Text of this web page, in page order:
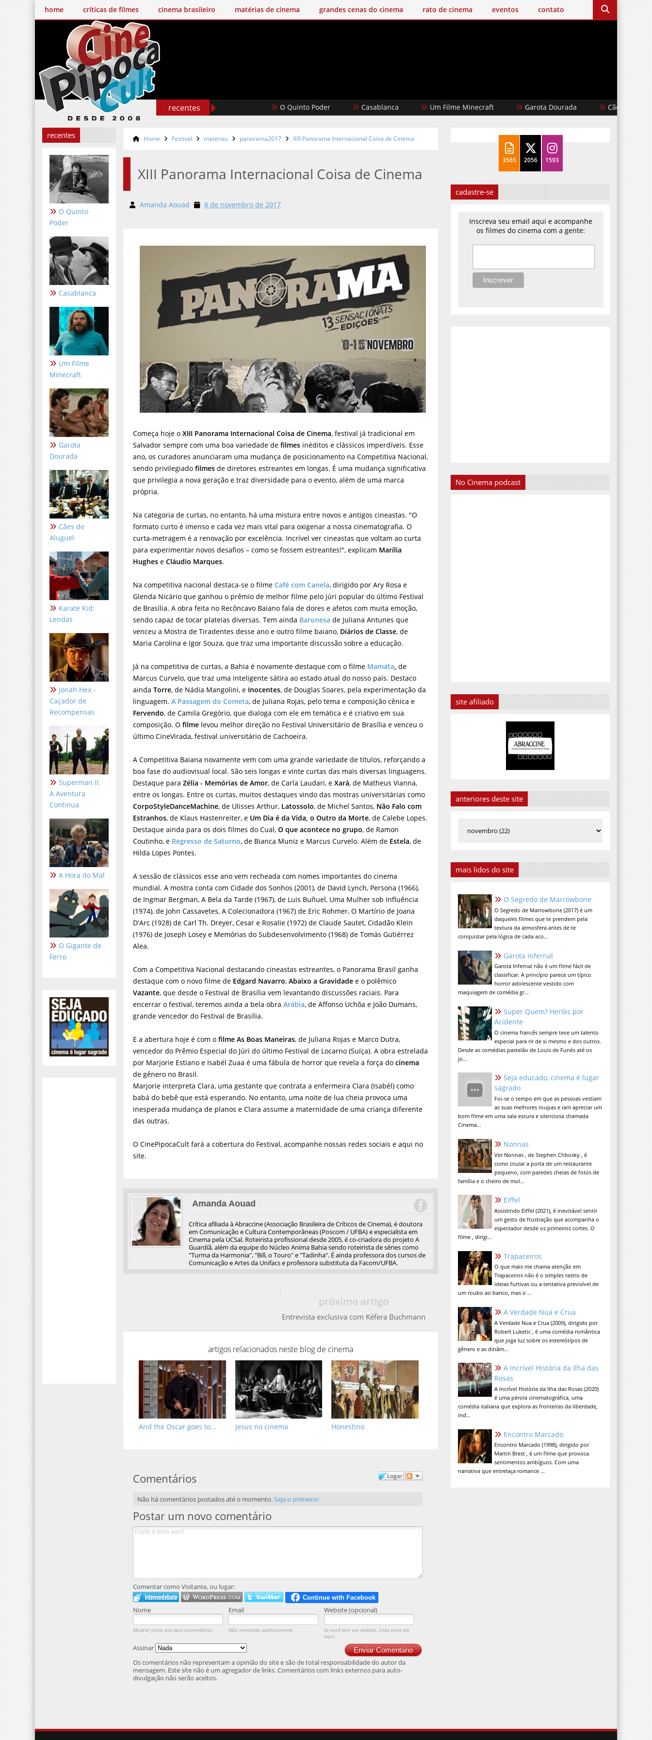
home críticas de filmes cinema brasileiro matérias de cinema grandes cenas do cinema rato de cinema eventos contato
recentes O Quinto Poder Casablanca Um Filme Minecraft Garota Dourada Cães de Aluguel
recentes
O Quinto
Poder
Casablanca
Um Filme
Minecraft
Garota
Dourada
Cães de
Aluguel
Karate Kid:
Lendas
Jonah Hex -
Caçador de
Recompensas
Superman II:
A Aventura
Continua
A Hora do Mal
O Gigante de
Ferro
Home Festival materias panorama2017 XIII Panorama Internacional Coisa de Cinema
XIII Panorama Internacional Coisa de Cinema
Amanda Aouad 8 de novembro de 2017
Começa hoje oXIII Panorama Internacional Coisa de Cinema, festival já tradicional em
Salvador sempre com uma boa variedade defilmes inéditos e clássicos imperdíveis. Esse
ano, os curadores anunciaram uma mudança de posicionamento na Competitiva Nacional,
sendo privilegiadofilmesde diretores estreantes em longas. É uma mudança significativa
que privilegia a nova geração e traz diversidade para o evento, além de uma marca
própria.
Na categoria de curtas, no entanto, há uma mistura entre novos e antigos cineastas. "O
formato curto é imenso e cada vez mais vital para oxigenar a nossa cinematografia. O
curta-metragem é a renovação por excelência. Incrível ver cineastas que voltam ao curta
para experimentar novos desafios – como se fossem estreantes!", explicam Marília
Hughes eCláudio Marques.
Na competitiva nacional destaca-se o filmeCafé com Canela, dirigido por Ary Rosa e
Glenda Nicário que ganhou o prêmio de melhor filme pelo júri popular do último Festival
de Brasília. A obra feita no Recôncavo Baiano fala de dores e afetos com muita emoção,
sendo capaz de tocar plateias diversas. Tem ainda Baronesade Juliana Antunes que
venceu a Mostra de Tiradentes desse ano e outro filme baiano, Diários de Classe, de
Maria Carolina e Igor Souza, que traz uma importante discussão sobre a educação.
Já na competitiva de curtas, a Bahia é novamente destaque com o filme Mamata,de
Marcus Curvelo, que traz uma inteligente sátira ao estado atual do nosso país. Destaco
aindaTorre, de Nádia Mangolini, e Inocentes, de Douglas Soares, pela experimentação da
linguagem.A Passagem do Cometa, de Juliana Rojas, pelo tema e composição cênica e
Fervendo, de Camila Gregório, que dialoga com ele em temática e é criativo em sua
composição. Ofilme levou melhor direção no Festival Universitário de Brasília e venceu o
último CineVirada, festival universitário de Cachoeira.
A Competitiva Baiana novamente vem com uma grande variedade de títulos, reforçando a
boa fase do audiovisual local. São seis longas e vinte curtas das mais diversas linguagens.
Destaque paraZélia - Memórias de Amor, de Carla Laudari, eXará, de Matheus Vianna,
entre os longas. Entre os curtas, muitos destaques vindo das mostras universitárias como
CorpoStyleDanceMachine, de Ulisses Arthur, Latossolo, de Michel Santos, Não Falo com
Estranhos, de Klaus Hastenreiter, e Um Dia é da Vida, o Outro da Morte, de Calebe Lopes.
Destaque ainda para os dois filmes do Cual,O que acontece no grupo, de Ramon
Coutinho, e Regresso de Saturno, de Bianca Muniz e Marcus Curvelo. Além de Estela, de
Hilda Lopes Pontes.
A sessão de clássicos esse ano vem recheada com nomes importantes do cinema
mundial. A mostra conta com Cidade dos Sonhos (2001), de David Lynch, Persona (1966),
de Ingmar Bergman, A Bela da Tarde (1967), de Luis Buñuel, Uma Mulher sob Influência
(1974), de John Cassavetes, A Colecionadora (1967) de Eric Rohmer, O Martírio de Joana
D'Arc (1928) de Carl Th. Dreyer, Cesar e Rosalie (1972) de Claude Sautet, Cidadão Klein
(1976) de Joseph Losey e Memórias do Subdesenvolvimento (1968) de Tomás Gutiérrez
Alea.
Com a Competitiva Nacional destacando cineastas estreantes, o Panorama Brasil ganha
destaque com o novo filme de Edgard Navarro,Abaixo a Gravidade e o polêmico
Vazante, que desde o Festival de Brasília vem levantando discussões raciais. Para
encerrar o festival, teremos ainda a bela obraArábia, de Affonso Uchôa e João Dumans,
grande vencedor do Festival de Brasília.
E a abertura hoje é com ofilme As Boas Maneiras, de Juliana Rojas e Marco Dutra,
vencedor do Prêmio Especial do Júri do último Festival de Locarno (Suíça). A obra estrelada
por Marjorie Estiano e Isabél Zuaa é uma fábula de horror que revela a força docinema
de gênero no Brasil.
Marjorie interpreta Clara, uma gestante que contrata a enfermeira Clara (Isabél) como
babá do bebê que está esperando. No entanto, uma noite de lua cheia provoca uma
inesperada mudança de planos e Clara assume a maternidade de uma criança diferente
das outras.
O CinePipocaCult fará a cobertura do Festival, acompanhe nossas redes sociais e aqui no
site.
Amanda Aouad
Crítica afiliada à Abraccine (Associação Brasileira de Críticos de Cinema), é doutora
em Comunicação e Cultura Contemporâneas (Poscom / UFBA) e especialista em
Cinema pela UCSal. Roteirista profissional desde 2005, é co-criadora do projeto A
Guardiã, além da equipe do Núcleo Anima Bahia sendo roteirista de séries como
"Turma da Harmonia", "Bill, o Touro" e "Tadinha". É ainda professora dos cursos de
Comunicação e Artes da Unifacs e professora substituta da Facom/UFBA.
próximo artigo
Entrevista exclusiva com Kéfera Buchmann
artigos relacionados neste blog de cinema
Honestino
Jesus no cinema
And the Oscar goes to...
Logar
Comentários
Não há comentários postados até o momento.Seja o primeiro!
Postar um novo comentário
Comentar como Visitante, ou logar:
Nome Email Website (opcional)
Mostrar junto aos seus comentários. Não mostrado publicamente.
Se você tem um website, linke para ele
aqui.
Enviar Comentário
Assinar
Os comentários não representam a opinião do site e são de total responsabilidade do autor da
mensagem. Este site não é um agregador de links. Comentários com links externos para auto-
divulgação não serão aceitos.
3565 2056 1593
cadastre-se
Inscreva seu email aqui e acompanhe
os filmes do cinema com a gente:
No Cinema podcast
site afiliado
anteriores deste site
mais lidos do site
O Segredo de Marrowbone
O Segredo de Marrowbone (2017) é um
daqueles filmes que te prendem pela
textura da atmosfera antes de te
conquistar pela lógica de cada aco...
Garota Infernal
Garota Infernal não é um filme fácil de
classificar. A princípio parece um típico
horror adolescente vestido com
maquiagem de comédia gr...
Super Quem? Heróis por
Acidente
O cinema francês sempre teve um talento
especial para rir de si mesmo e dos outros.
Desde as comédias pastelão de Louis de Funès até os
jo...
Seja educado, cinema é lugar
sagrado
Foi-se o tempo em que as pessoas vestiam
as suas melhores roupas e iam apreciar um
bom filme em uma sala escura e silenciosa chamada
Cinema...
Nonnas
Ver Nonnas , de Stephen Chbosky , é
como cruzar a porta de um restaurante
pequeno, com paredes cheias de fotos de
família e o cheiro de mol...
Eiffel
Assistindo Eiffel (2021), é inevitável sentir
um gesto de frustração que acompanha o
espectador desde os primeiros cortes. O
filme , dirigi...
Trapaceiros
O que mais me chama atenção em
Trapaceiros não é o simples rastro de
ideias furtivas ou a tentativa previsível de
um roubo ao banco, mas o ...
A Verdade Nua e Crua
A Verdade Nua e Crua (2009), dirigido por
Robert Luketic , é uma comédia romântica
que joga luz sobre os estereótipos de
gênero e as dinâm...
A Incrível História da Ilha das
Rosas
A Incrível História da Ilha das Rosas (2020)
é uma pérola cinematográfica, uma
comédia italiana que explora as fronteiras da liberdade,
ind...
Encontro Marcado
Encontro Marcado (1998), dirigido por
Martin Brest , é um filme que provoca
sentimentos ambíguos. Com uma
narrativa que entrelaça romance ...